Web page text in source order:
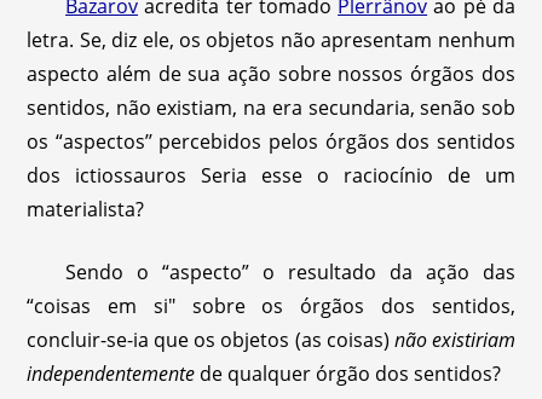
Bazarov acredita ter tomado Plerrânov ao pé da
letra. Se, diz ele, os objetos não apresentam nenhum
aspecto além de sua ação sobre nossos órgãos dos
sentidos, não existiam, na era secundaria, senão sob
os “aspectos’’ percebidos pelos órgãos dos sentidos
dos ictiossauros Seria esse o raciocínio de um
materialista?
Sendo o “aspecto” o resultado da ação das
“coisas em si" sobre os órgãos dos sentidos,
concluir-se-ia que os objetos (as coisas) não existiriam
independentemente de qualquer órgão dos sentidos?